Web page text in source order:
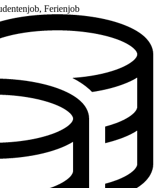
Ferienjob